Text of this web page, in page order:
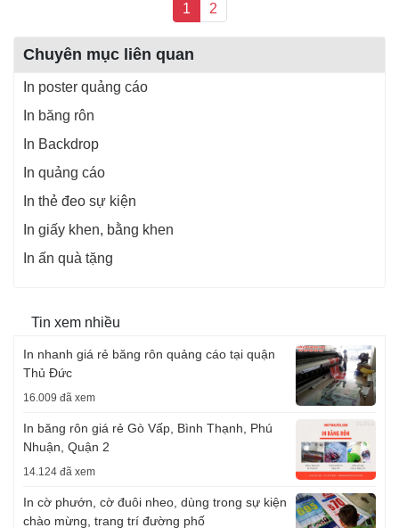
1 2
Chuyên mục liên quan
In poster quảng cáo
In băng rôn
In Backdrop
In quảng cáo
In thẻ đeo sự kiện
In giấy khen, bằng khen
In ấn quà tặng
Tin xem nhiều
In nhanh giá rẻ băng rôn quảng cáo tại quận
Thủ Đức
16.009 đã xem
In băng rôn giá rẻ Gò Vấp, Bình Thạnh, Phú
Nhuận, Quận 2
14.124 đã xem
In cờ phướn, cờ đuôi nheo, dùng trong sự kiện
chào mừng, trang trí đường phố